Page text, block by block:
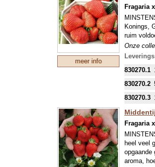
Dit
presteren
grauwe
tuin.
Onze
meer info
Fragaria
Konings,
ruim
Onze
830270.1
830270.2
830270.3
Fragaria
heel veel
opgaande
aroma,